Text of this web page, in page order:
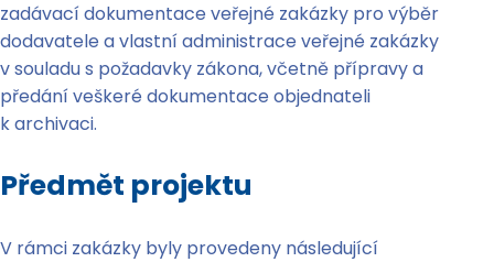
zadávací dokumentace veřejné zakázky pro výběr
dodavatele a vlastní administrace veřejné zakázky
v souladu s požadavky zákona, včetně přípravy a
předání veškeré dokumentace objednateli
k archivaci.
Předmět projektu
V rámci zakázky byly provedeny následující